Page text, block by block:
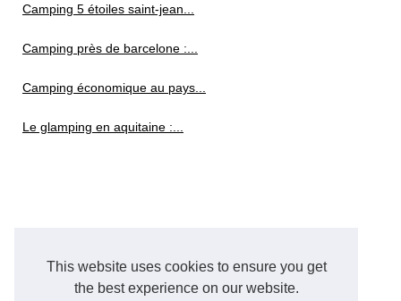
This website uses cookies to ensure you get
the best experience on our website.
Camping 5 étoiles saint-jean...
Camping près de barcelone :...
Camping économique au pays...
Le glamping en aquitaine :...